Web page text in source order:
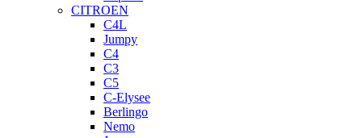
CITROEN
C4L
Jumpy
C4
C3
C5
C-Elysee
Berlingo
Nemo